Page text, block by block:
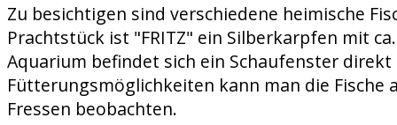
Zu besichtigen sind verschiedene heimische
Prachtstück ist "FRITZ" ein Silberkarpfen mit
Aquarium befindet sich ein Schaufenster direkt
Fütterungsmöglichkeiten kann man die Fische
Fressen beobachten.